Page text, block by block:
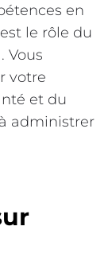
en
le rôle du
Vous
votre
et du
administrer